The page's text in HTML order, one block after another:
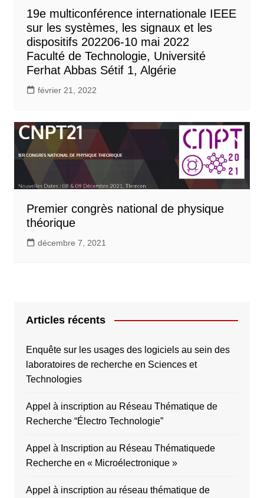
19e multiconférence internationale IEEE
sur les systèmes, les signaux et les
dispositifs 202206-10 mai 2022
Faculté de Technologie, Université
Ferhat Abbas Sétif 1, Algérie
février 21, 2022
Premier congrès national de physique
théorique
décembre 7, 2021
Articles récents
Enquête sur les usages des logiciels au sein des
laboratoires de recherche en Sciences et
Technologies
Appel à inscription au Réseau Thématique de
Recherche “Électro Technologie”
Appel à Inscription au Réseau Thématiquede
Recherche en « Microélectronique »
Appel à inscription au réseau thématique de